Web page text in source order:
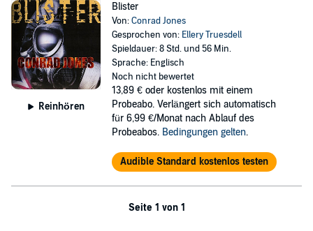
Reinhören
Blister
Von:Conrad Jones
Gesprochen von: Ellery Truesdell
Spieldauer: 8 Std. und 56 Min.
Sprache: Englisch
Noch nicht bewertet
13,89 € oder kostenlos mit einem
Probeabo. Verlängert sich automatisch
für 6,99 €/Monat nach Ablauf des
Probeabos. Bedingungen gelten.
Audible Standard kostenlos testen
Seite 1 von 1